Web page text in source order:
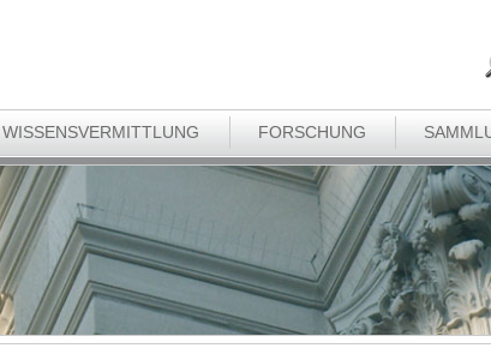
WISSENSVERMITTLUNG FORSCHUNG